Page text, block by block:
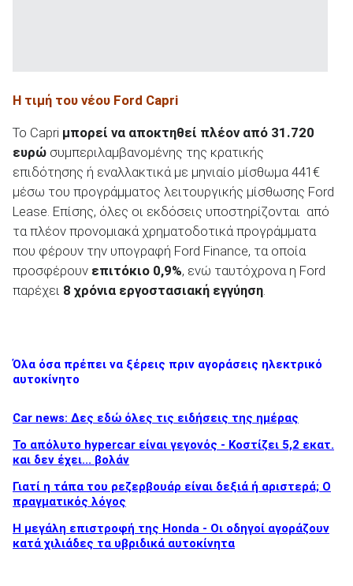
Η τιμή του νέου Ford Capri
Το Capri μπορεί να αποκτηθεί πλέον από 31.720
ευρώ συμπεριλαμβανομένης της κρατικής
επιδότησης ή εναλλακτικά με μηνιαίο μίσθωμα 441€
μέσω του προγράμματος λειτουργικής μίσθωσης Ford
Lease. Επίσης, όλες οι εκδόσεις υποστηρίζονται από
τα πλέον προνομιακά χρηματοδοτικά προγράμματα
που φέρουν την υπογραφή Ford Finance, τα οποία
προσφέρουν επιτόκιο 0,9%, ενώ ταυτόχρονα η Ford
παρέχει 8 χρόνια εργοστασιακή εγγύηση.
Όλα όσα πρέπει να ξέρεις πριν αγοράσεις ηλεκτρικό
αυτοκίνητο
Car news: Δες εδώ όλες τις ειδήσεις της ημέρας
Το απόλυτο hypercar είναι γεγονός - Κοστίζει 5,2 εκατ.
και δεν έχει... βολάν
Γιατί η τάπα του ρεζερβουάρ είναι δεξιά ή αριστερά; Ο
πραγματικός λόγος
Η μεγάλη επιστροφή της Honda - Οι οδηγοί αγοράζουν
κατά χιλιάδες τα υβριδικά αυτοκίνητα